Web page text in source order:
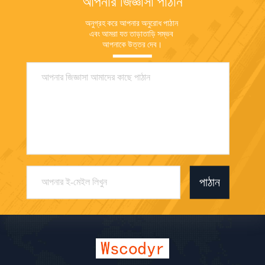
অনুগ্রহ করে আপনার অনুরোধ পাঠান
এবং আমরা যত তাড়াতাড়ি সম্ভব
আপনাকে উত্তর দেব।
পাঠান